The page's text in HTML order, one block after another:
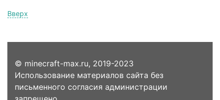
Вверх
© minecraft-max.ru, 2019-2023
Использование материалов сайта без
письменного согласия администрации